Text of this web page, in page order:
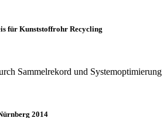
für Kunststoffrohr Recycling
Sammelrekord und Systemoptimierung
2014